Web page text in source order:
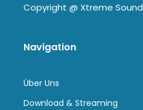
Copyright @ Xtreme Sound
Navigation
Über Uns
Download & Streaming